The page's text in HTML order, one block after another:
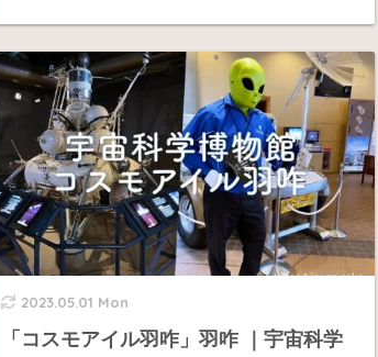
2023.05.01 Mon
「コスモアイル羽咋」羽咋 ｜宇宙科学